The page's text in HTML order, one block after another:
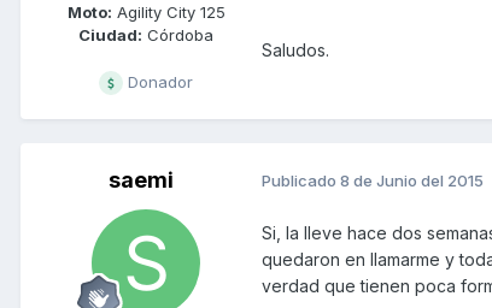
Moto: Agility City 125
Ciudad: Córdoba
Donador
Saludos.
saemi Publicado 8 de Junio del 2015
Si, la lleve hace dos
quedaron en llamarme y
verdad que tienen poca